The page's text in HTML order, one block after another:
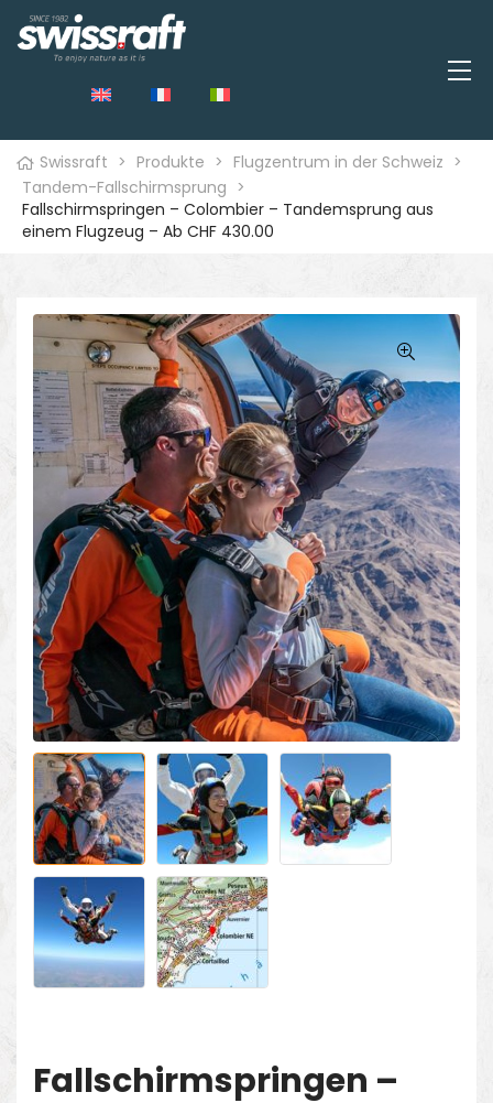
Swissraft > Produkte > Flugzentrum in der Schweiz >
Tandem-Fallschirmsprung >
Fallschirmspringen – Colombier – Tandemsprung aus
einem Flugzeug – Ab CHF 430.00
🔍
Fallschirmspringen –